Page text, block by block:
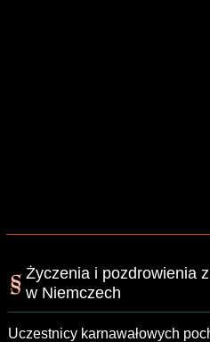
Życzenia i pozdrowienia
w Niemczech
Uczestnicy karnawałowych